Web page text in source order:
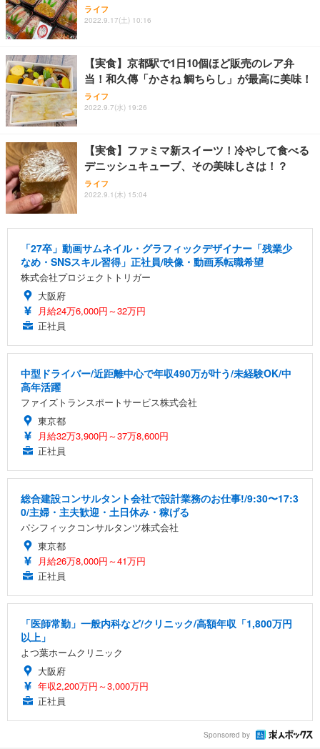
ライフ
2022.9.17(土) 10:16
【実食】京都駅で1日10個ほど販売のレア弁
当！和久傳「かさね 鯛ちらし」が最高に美味！
ライフ
2022.9.7(水) 19:26
【実食】ファミマ新スイーツ！冷やして食べる
デニッシュキューブ、その美味しさは！？
ライフ
2022.9.1(木) 15:04
「27卒」動画サムネイル・グラフィックデザイナー「残業少
なめ・SNSスキル習得」正社員/映像・動画系転職希望
株式会社プロジェクトトリガー
大阪府
月給24万6,000円～32万円
正社員
中型ドライバー/近距離中心で年収490万が叶う/未経験OK/中
高年活躍
ファイズトランスポートサービス株式会社
東京都
月給32万3,900円～37万8,600円
正社員
総合建設コンサルタント会社で設計業務のお仕事!/9:30〜17:3
0/主婦・主夫歓迎・土日休み・稼げる
パシフィックコンサルタンツ株式会社
東京都
月給26万8,000円～41万円
正社員
「医師常勤」一般内科など/クリニック/高額年収「1,800万円
以上」
よつ葉ホームクリニック
大阪府
年収2,200万円～3,000万円
正社員
Sponsored by